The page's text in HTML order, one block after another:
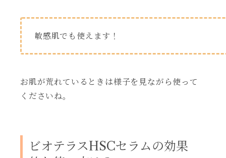
敏感肌でも使えます！
お肌が荒れているときは様子を見ながら使って
くださいね。
ビオテラスHSCセラムの効果